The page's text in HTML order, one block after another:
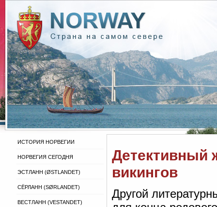
ИСТОРИЯ НОРВЕГИИ
НОРВЕГИЯ СЕГОДНЯ
ЭСТЛАНН (ØSTLANDET)
СЁРЛАНН (SØRLANDET)
ВЕСТЛАНН (VESTANDET)
Детективный
викингов
Другой